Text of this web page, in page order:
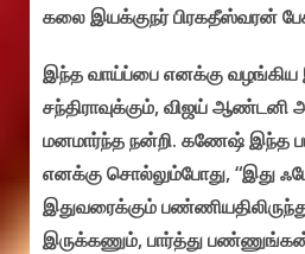
கலை இயக்குநர் பிரகதீஸ்வரன்
இந்த வாய்ப்பை எனக்கு
சந்திராவுக்கும், விஜய் ஆண்டனி
மனமார்ந்த நன்றி. கணேஷ் இந்த
எனக்கு சொல்லும்போது, “இது
இதுவரைக்கும்
இருக்கணும், பார்த்து